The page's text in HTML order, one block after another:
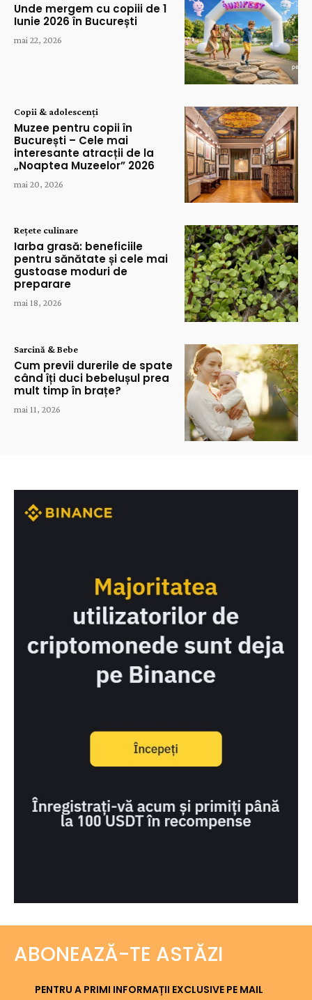
Unde mergem cu copiii de 1
Iunie 2026 în București
mai 22, 2026
Copii & adolescenți
Muzee pentru copii în
București – Cele mai
interesante atracții de la
„Noaptea Muzeelor” 2026
mai 20, 2026
Rețete culinare
Iarba grasă: beneficiile
pentru sănătate și cele mai
gustoase moduri de
preparare
mai 18, 2026
Sarcină & Bebe
Cum previi durerile de spate
când îți duci bebelușul prea
mult timp în brațe?
mai 11, 2026
ABONEAZĂ-TE ASTĂZI
PENTRU A PRIMI INFORMAȚII EXCLUSIVE PE MAIL